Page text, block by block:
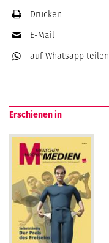
Drucken
E-Mail
auf Whatsapp teilen
Erschienen in